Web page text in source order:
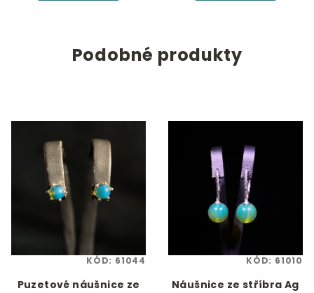
Podobné produkty
Puzetové náušnice ze
KÓD: 61044
Náušnice ze stříbra Ag
KÓD: 61010